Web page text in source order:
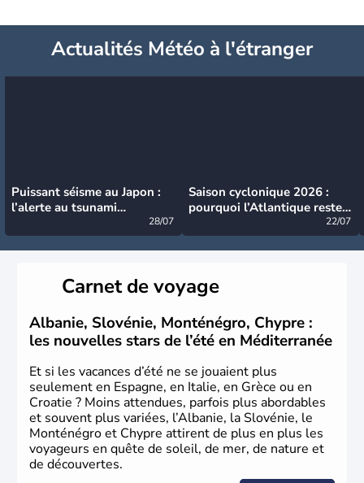
Actualités Météo à l'étranger
Puissant séisme au Japon :
l’alerte au tsunami
28/07
Saison cyclonique 2026 :
pourquoi l’Atlantique reste
22/07
Carnet de voyage
Albanie, Slovénie, Monténégro, Chypre :
les nouvelles stars de l’été en Méditerranée
Et si les vacances d’été ne se jouaient plus
seulement en Espagne, en Italie, en Grèce ou en
Croatie ? Moins attendues, parfois plus abordables
et souvent plus variées, l’Albanie, la Slovénie, le
Monténégro et Chypre attirent de plus en plus les
voyageurs en quête de soleil, de mer, de nature et
de découvertes.